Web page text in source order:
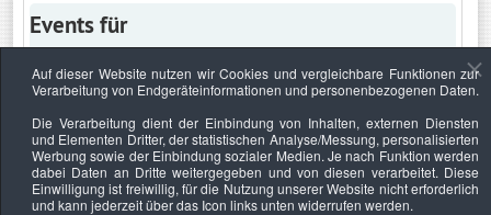
Events für
Keine Termine
Auf dieser Website nutzen wir Cookies und vergleichbare Funktionen zur
Verarbeitung von Endgeräteinformationen und personenbezogenen Daten.
Die Verarbeitung dient der Einbindung von Inhalten, externen Diensten
und Elementen Dritter, der statistischen Analyse/Messung, personalisierten
Werbung sowie der Einbindung sozialer Medien. Je nach Funktion werden
dabei Daten an Dritte weitergegeben und von diesen verarbeitet. Diese
Einwilligung ist freiwillig, für die Nutzung unserer Website nicht erforderlich
und kann jederzeit über das Icon links unten widerrufen werden.